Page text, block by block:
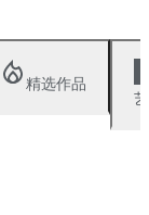
精选作品